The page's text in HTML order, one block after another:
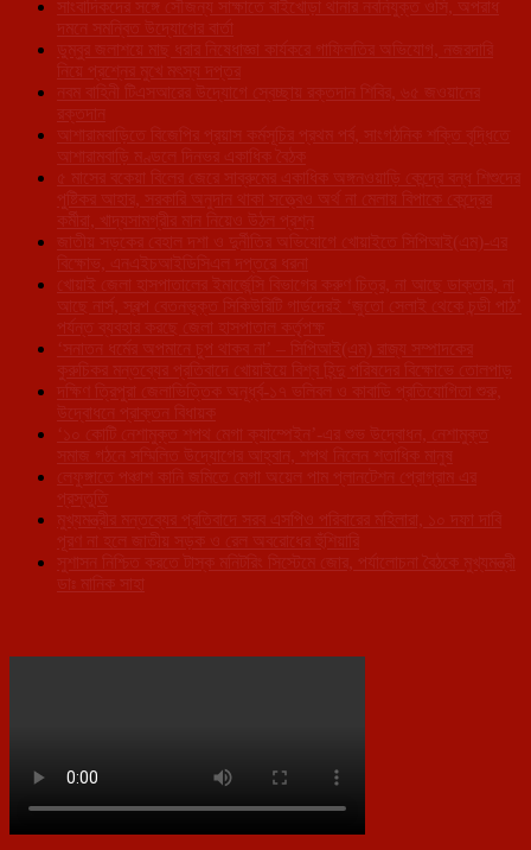
সাংবাদিকদের সঙ্গে সৌজন্য সাক্ষাতে বাইখোড়া থানার নবনিযুক্ত ওসি, অপরাধ
দমনে সমন্বিত উদ্যোগের বার্তা
ডুম্বুর জলাশয়ে মাছ ধরার নিষেধাজ্ঞা কার্যকরে গাফিলতির অভিযোগ, নজরদারি
নিয়ে প্রশ্নের মুখে মৎস্য দপ্তর
নবম বাহিনী টিএসআরের উদ্যোগে স্বেচ্ছায় রক্তদান শিবির, ৬৫ জওয়ানের
রক্তদান
আশারামবাড়িতে বিজেপির প্রয়াস কর্মসূচির প্রথম পর্ব, সাংগঠনিক শক্তি বৃদ্ধিতে
আশারামবাড়ি মণ্ডলে দিনভর একাধিক বৈঠক
৫ মাসের বকেয়া বিলের জেরে সাব্রুমের একাধিক অঙ্গনওয়াড়ি কেন্দ্রে বন্ধ শিশুদের
পুষ্টিকর আহার, সরকারি অনুদান থাকা সত্ত্বেও অর্থ না মেলায় বিপাকে কেন্দ্রের
কর্মীরা, খাদ্যসামগ্রীর মান নিয়েও উঠল প্রশ্ন
জাতীয় সড়কের বেহাল দশা ও দুর্নীতির অভিযোগে খোয়াইতে সিপিআই(এম)-এর
বিক্ষোভ, এনএইচআইডিসিএল দপ্তরে ধরনা
খোয়াই জেলা হাসপাতালের ইমার্জেন্সি বিভাগের করুণ চিত্র, না আছে ডাক্তার, না
আছে নার্স, স্বল্প বেতনভূক্ত সিকিউরিটি গার্ডদেরই ‘জুতো সেলাই থেকে চন্ডী পাঠ’
পর্যন্ত ব্যবহার করছে জেলা হাসপাতাল কর্তৃপক্ষ
‘সনাতন ধর্মের অপমানে চুপ থাকব না’ – সিপিআই(এম) রাজ্য সম্পাদকের
কুরুচিকর মন্তব্যের প্রতিবাদে খোয়াইয়ে বিশ্ব হিন্দু পরিষদের বিক্ষোভে তোলপাড়
দক্ষিণ ত্রিপুরা জেলাভিত্তিক অনূর্ধ্ব-১৭ ভলিবল ও কাবাডি প্রতিযোগিতা শুরু,
উদ্বোধনে প্রাক্তন বিধায়ক
‘১০ কোটি নেশামুক্ত শপথ মেগা ক্যাম্পেইন’-এর শুভ উদ্বোধন, নেশামুক্ত
সমাজ গঠনে সম্মিলিত উদ্যোগের আহ্বান, শপথ নিলেন শতাধিক মানুষ
লেফুঙ্গাতে পঞ্চাশ কানি জমিতে মেগা অয়েল পাম প্লানটেশন প্রোগ্রাম এর
প্রস্তুতি
মুখ্যমন্ত্রীর মন্তব্যের প্রতিবাদে সরব এসপিও পরিবারের মহিলারা, ১০ দফা দাবি
পূরণ না হলে জাতীয় সড়ক ও রেল অবরোধের হুঁশিয়ারি
সুশাসন নিশ্চিত করতে টাস্ক মনিটরিং সিস্টেমে জোর, পর্যালোচনা বৈঠকে মুখ্যমন্ত্রী
ডাঃ মানিক সাহা